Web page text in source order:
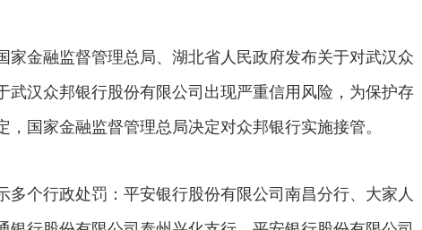
金融监督管理总局、湖北省人民政府发布关于对武汉众
武汉众邦银行股份有限公司出现严重信用风险，为保护存
国家金融监督管理总局决定对众邦银行实施接管。
个行政处罚：平安银行股份有限公司南昌分行、大家人